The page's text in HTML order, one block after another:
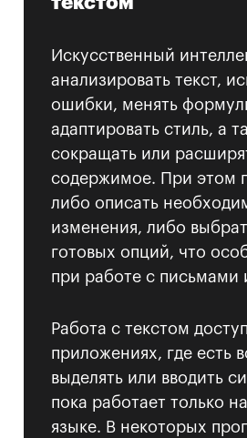
Искусственный
анализировать текст,
ошибки, менять
адаптировать стиль, а
сокращать или
содержимое. При этом
либо описать
изменения, либо
готовых опций, что
при работе с письмами
Работа с текстом
приложениях, где есть
выделять или вводить
пока работает только
языке. В некоторых